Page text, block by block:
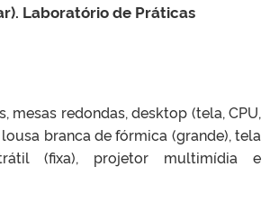
Laboratório de Práticas
mesas redondas, desktop (tela, CPU,
branca de fórmica (grande), tela
(fixa), projetor multimídia e